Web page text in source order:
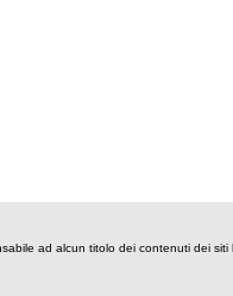
ad alcun titolo dei contenuti dei siti